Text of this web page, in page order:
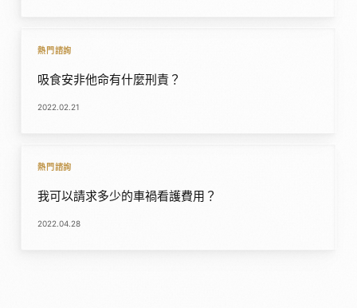
熱門諮詢
吸食安非他命有什麼刑責？
2022.02.21
熱門諮詢
我可以請求多少的車禍看護費用？
2022.04.28